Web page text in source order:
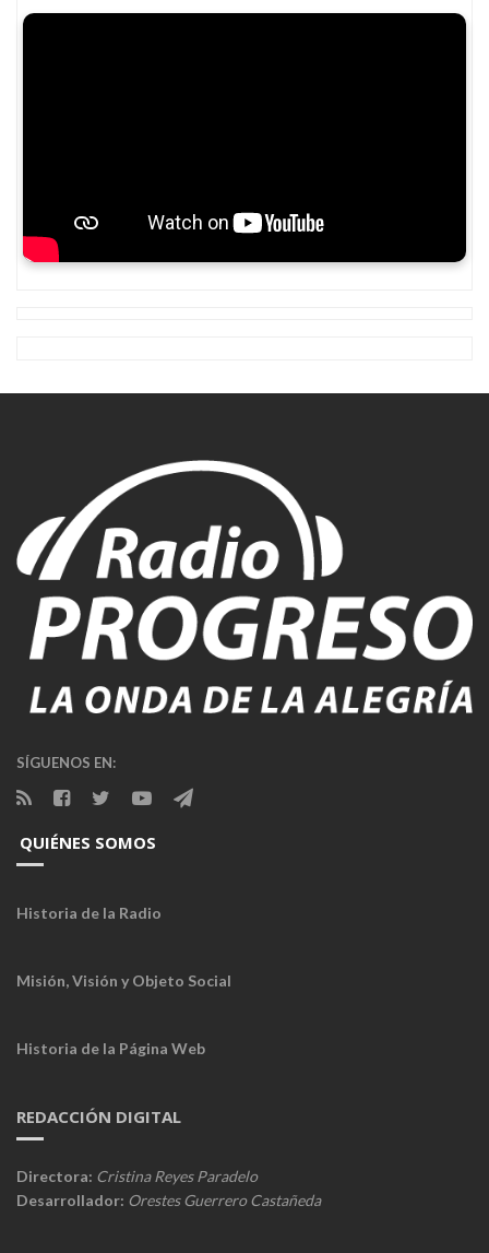
SÍGUENOS EN:
QUIÉNES SOMOS
Historia de la Radio
Misión, Visión y Objeto Social
Historia de la Página Web
REDACCIÓN DIGITAL
Directora: Cristina Reyes Paradelo
Desarrollador: Orestes Guerrero Castañeda